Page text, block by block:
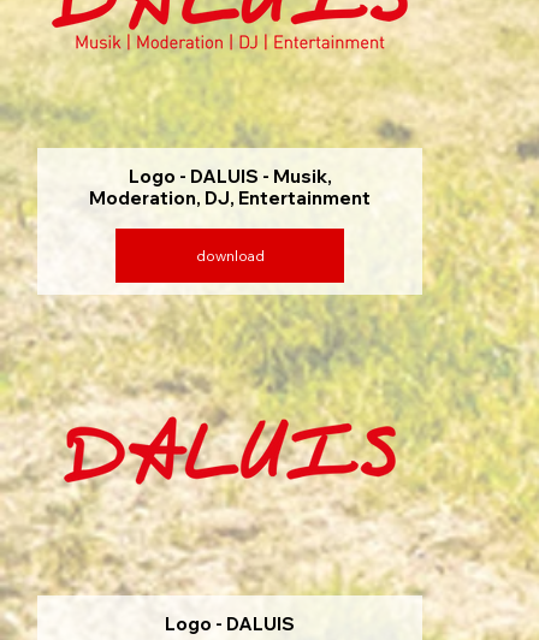
Logo - DALUIS - Musik,
Moderation, DJ, Entertainment
download
Logo - DALUIS